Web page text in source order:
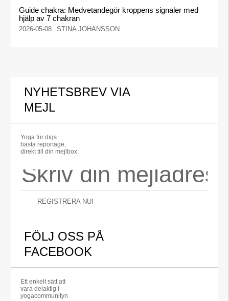
Guide chakra: Medvetandegör kroppens signaler med
hjälp av 7 chakran
2026-05-08 STINA JOHANSSON
NYHETSBREV VIA
MEJL
Yoga för digs
bästa reportage,
direkt till din mejlbox.
REGISTRERA NU!
FÖLJ OSS PÅ
FACEBOOK
Ett enkelt sätt att
vara delaktig i
yogacommunityn